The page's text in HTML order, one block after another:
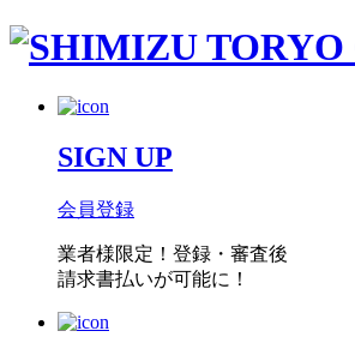
SIGN UP
会員登録
業者様限定！ 登録・審査後
請求書払いが可能に！